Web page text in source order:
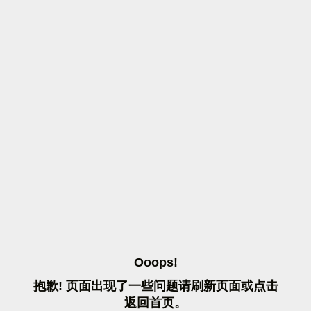
OOOPS!
抱歉! 页面出现了一些问题请刷 新页面或点击
返 回首页。